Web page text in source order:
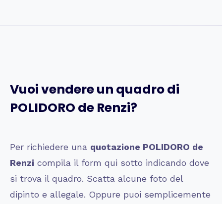
Vuoi vendere un quadro di
POLIDORO de Renzi?
Per richiedere una quotazione POLIDORO de
Renzi compila il form qui sotto indicando dove
si trova il quadro. Scatta alcune foto del
dipinto e allegale. Oppure puoi semplicemente